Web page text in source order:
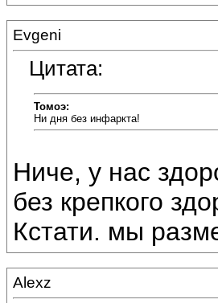
Evgeni
Цитата:
Томоэ:
Ни дня без инфаркта!
Ниче, у нас
без крепкого
Кстати. мы
Alexz